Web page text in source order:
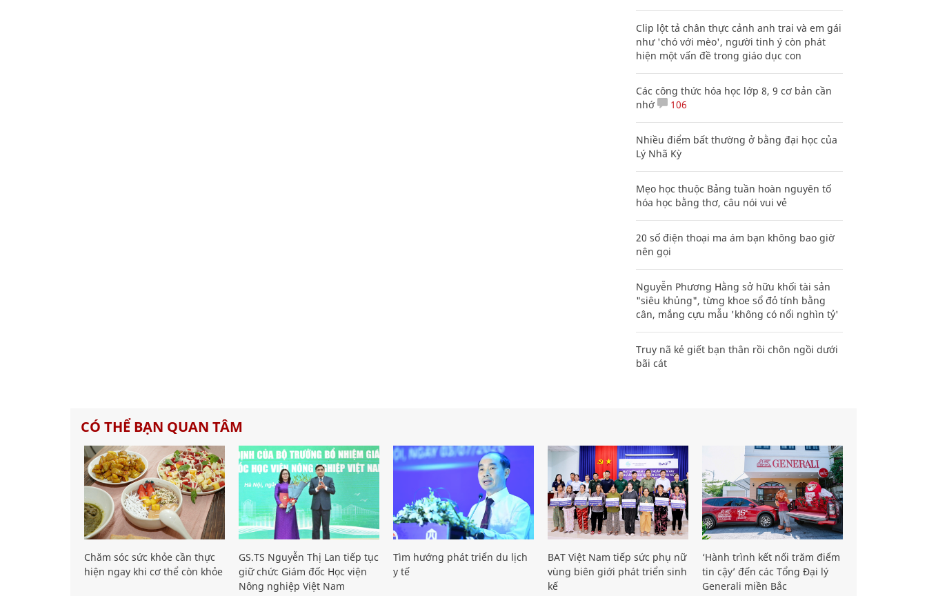
Clip lột tả chân thực cảnh anh trai và em gái
như 'chó với mèo', người tinh ý còn phát
hiện một vấn đề trong giáo dục con
Các công thức hóa học lớp 8, 9 cơ bản cần
nhớ
106
Nhiều điểm bất thường ở bằng đại học của
Lý Nhã Kỳ
Mẹo học thuộc Bảng tuần hoàn nguyên tố
hóa học bằng thơ, câu nói vui vẻ
20 số điện thoại ma ám bạn không bao giờ
nên gọi
Nguyễn Phương Hằng sở hữu khối tài sản
"siêu khủng", từng khoe sổ đỏ tính bằng
cân, mắng cựu mẫu 'không có nổi nghìn tỷ'
Truy nã kẻ giết bạn thân rồi chôn ngồi dưới
bãi cát
CÓ THỂ BẠN QUAN TÂM
Chăm sóc sức khỏe cần thực
hiện ngay khi cơ thể còn khỏe
GS.TS Nguyễn Thị Lan tiếp tục
giữ chức Giám đốc Học viện
Nông nghiệp Việt Nam
Tìm hướng phát triển du lịch
y tế
BAT Việt Nam tiếp sức phụ nữ
vùng biên giới phát triển sinh
kế
‘Hành trình kết nối trăm điểm
tin cậy’ đến các Tổng Đại lý
Generali miền Bắc